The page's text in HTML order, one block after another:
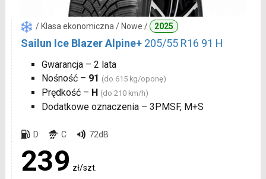
/ Klasa ekonomiczna / Nowe / 2025
Sailun Ice Blazer Alpine+ 205/55 R16 91 H
Gwarancja – 2 lata
Nośność – 91 (do 615 kg/oponę)
Prędkość – H (do 210 km/h)
Dodatkowe oznaczenia – 3PMSF, M+S
D C 72dB
239 zł/szt.